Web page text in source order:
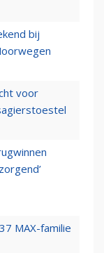
bij
voor
MAX-familie